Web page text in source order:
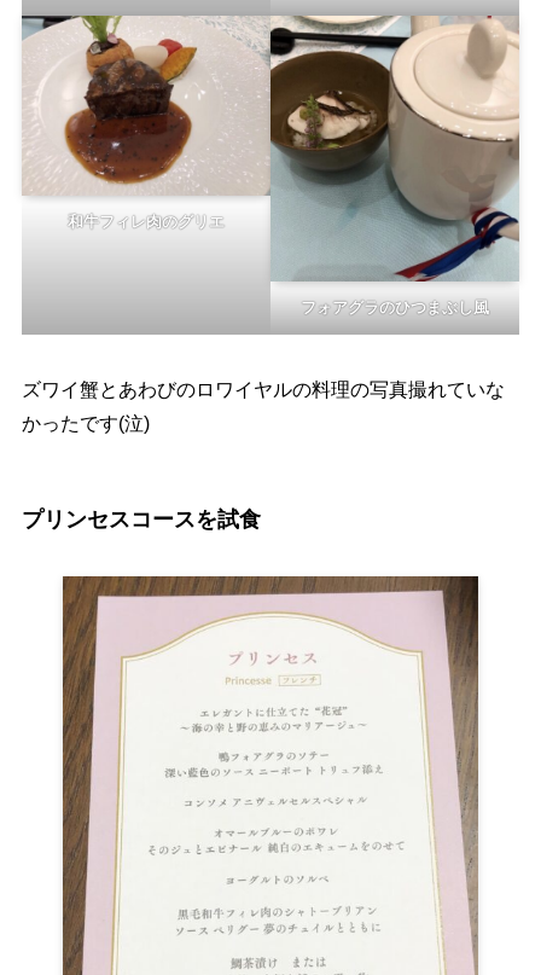
和牛フィレ肉のグリエ
フォアグラのひつまぶし風
ズワイ蟹とあわびのロワイヤルの料理の写真撮れていな
かったです(泣)
プリンセスコースを試食